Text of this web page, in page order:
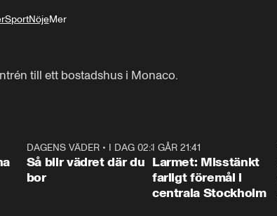
SportNöjeMer
1:06
DAGENS VÄDER• I DAG 02:30
Så blir vädret där du
bor
I GÅR 21:41
Larmet: Misstänkt
farligt föremål i
centrala Stockholm